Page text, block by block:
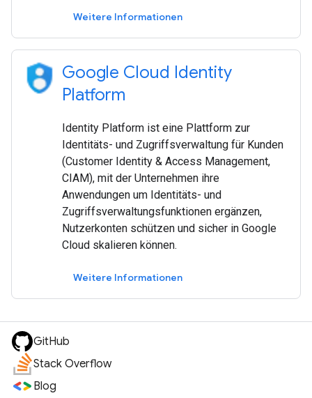
Weitere Informationen
Google Cloud Identity
Platform
Identity Platform ist eine Plattform zur
Identitäts- und Zugriffsverwaltung für Kunden
(Customer Identity & Access Management,
CIAM), mit der Unternehmen ihre
Anwendungen um Identitäts- und
Zugriffsverwaltungsfunktionen ergänzen,
Nutzerkonten schützen und sicher in Google
Cloud skalieren können.
Weitere Informationen
GitHub
Stack Overflow
Blog